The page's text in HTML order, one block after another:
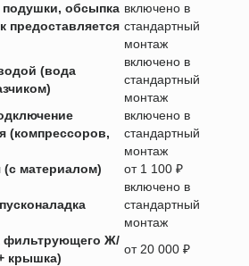
подушки, обсыпка
предоставляется
включено в
стандартный
монтаж
(вода
включено в
стандартный
монтаж
(компрессоров,
включено в
стандартный
монтаж
материалом)
от 1 100 ₽
включено в
стандартный
монтаж
фильтрующего Ж/
крышка)
от 20 000 ₽